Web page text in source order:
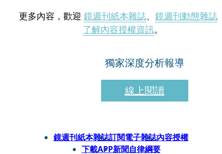
更多內容，歡迎 鏡週刊紙本雜誌、 鏡週刊動態雜誌
了解內容授權資訊。
獨家深度分析報導
線上閱讀
鏡週刊紙本雜誌訂閱電子雜誌內容授權
下載APP新聞自律綱要